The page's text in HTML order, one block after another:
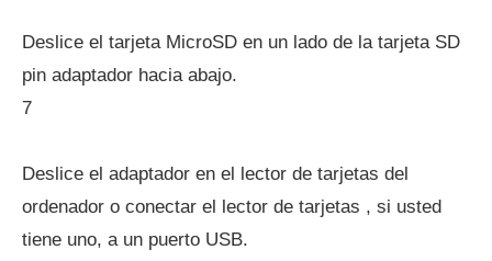
Deslice el tarjeta MicroSD en un lado de la tarjeta SD
pin adaptador hacia abajo.
7
Deslice el adaptador en el lector de tarjetas del
ordenador o conectar el lector de tarjetas , si usted
tiene uno, a un puerto USB.